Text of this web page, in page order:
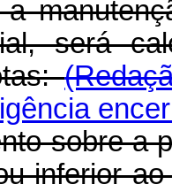
será
sobre a
inferior